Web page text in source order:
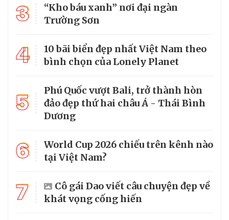
3
“Kho báu xanh” nơi đại ngàn
Trường Sơn
4
10 bãi biển đẹp nhất Việt Nam theo
bình chọn của Lonely Planet
5
Phú Quốc vượt Bali, trở thành hòn
đảo đẹp thứ hai châu Á - Thái Bình
Dương
6
World Cup 2026 chiếu trên kênh nào
tại Việt Nam?
7
Cô gái Dao viết câu chuyện đẹp về
khát vọng cống hiến